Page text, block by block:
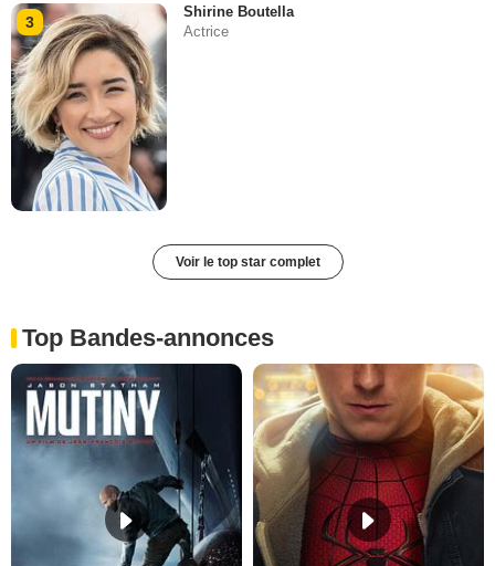
3
Shirine Boutella
Actrice
Voir le top star complet
Top Bandes-annonces